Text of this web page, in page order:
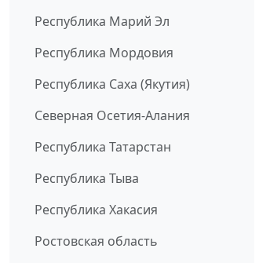
Республика Марий Эл
Республика Мордовия
Республика Саха (Якутия)
Северная Осетия-Алания
Республика Татарстан
Республика Тыва
Республика Хакасия
Ростовская область